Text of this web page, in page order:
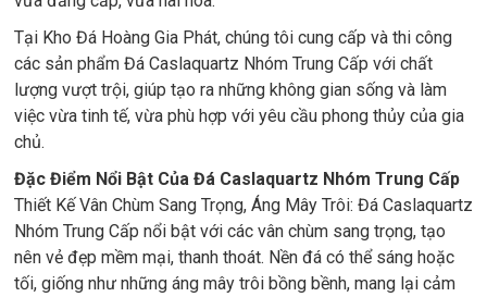
Tại Kho Đá Hoàng Gia Phát, chúng tôi cung cấp và thi công
các sản phẩm Đá Caslaquartz Nhóm Trung Cấp với chất
lượng vượt trội, giúp tạo ra những không gian sống và làm
việc vừa tinh tế, vừa phù hợp với yêu cầu phong thủy của gia
chủ.
Đặc Điểm Nổi Bật Của Đá Caslaquartz Nhóm Trung Cấp
Thiết Kế Vân Chùm Sang Trọng, Áng Mây Trôi: Đá Caslaquartz
Nhóm Trung Cấp nổi bật với các vân chùm sang trọng, tạo
nên vẻ đẹp mềm mại, thanh thoát. Nền đá có thể sáng hoặc
tối, giống như những áng mây trôi bồng bềnh, mang lại cảm